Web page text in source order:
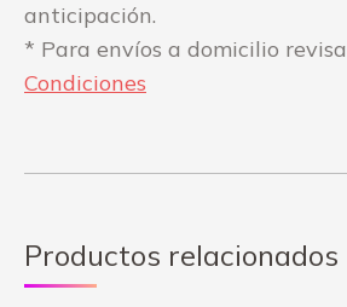
anticipación.
* Para envíos a domicilio revisa
Condiciones
Productos relacionados